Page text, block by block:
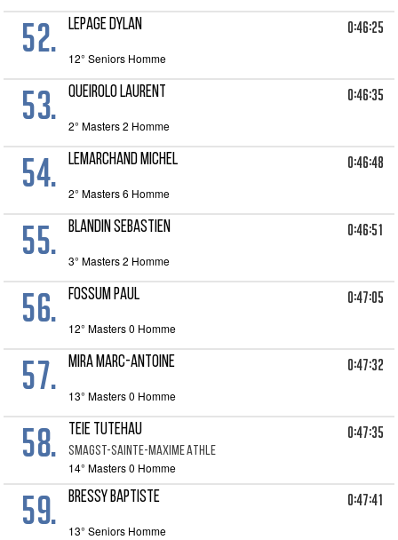
52. LEPAGE DYLAN 0:46:25
12° Seniors Homme
53. QUEIROLO LAURENT 0:46:35
2° Masters 2 Homme
54. LEMARCHAND MICHEL 0:46:48
2° Masters 6 Homme
55. BLANDIN SEBASTIEN 0:46:51
3° Masters 2 Homme
56. FOSSUM PAUL 0:47:05
12° Masters 0 Homme
57. MIRA MARC-ANTOINE 0:47:32
13° Masters 0 Homme
58. TEIE TUTEHAU
SMAGST-SAINTE-MAXIME ATHLE
0:47:35
14° Masters 0 Homme
59. BRESSY Baptiste 0:47:41
13° Seniors Homme